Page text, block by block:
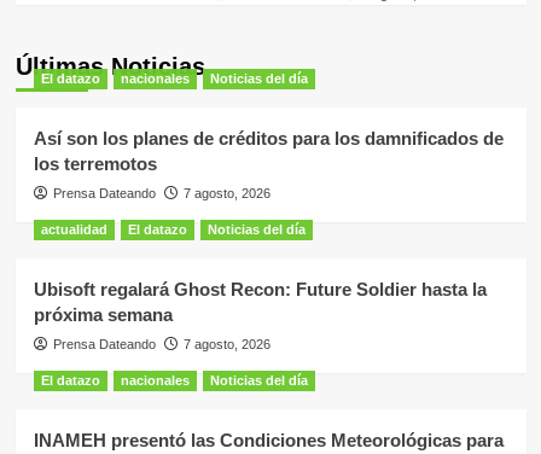
Últimas Noticias
El datazo nacionales Noticias del día
Así son los planes de créditos para los damnificados de
los terremotos
Prensa Dateando 7 agosto, 2026
actualidad El datazo Noticias del día
Ubisoft regalará Ghost Recon: Future Soldier hasta la
próxima semana
Prensa Dateando 7 agosto, 2026
El datazo nacionales Noticias del día
INAMEH presentó las Condiciones Meteorológicas para